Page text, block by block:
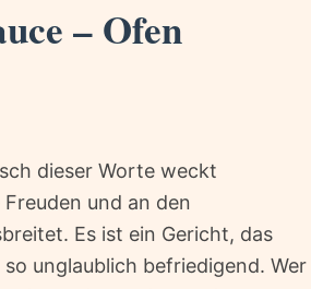
– Ofen
dieser Worte weckt
und an den
Es ist ein Gericht, das
unglaublich befriedigend. Wer